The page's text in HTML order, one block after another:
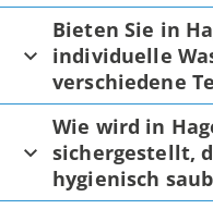
Bieten Sie in
individuelle
verschiedene
Wie wird in
sichergestellt,
hygienisch